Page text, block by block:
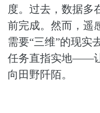
度。过去，数据多
前完成。然而，遥
需要“三维”的现实
任务直指实地——
向田野阡陌。